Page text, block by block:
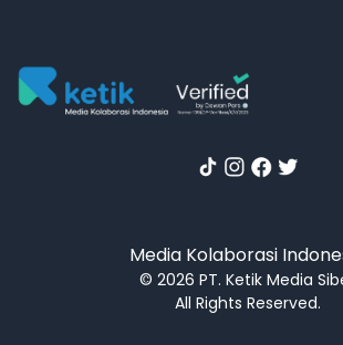
Media Kolaborasi
© 2026 PT. Ketik Media
All Rights Reserved.